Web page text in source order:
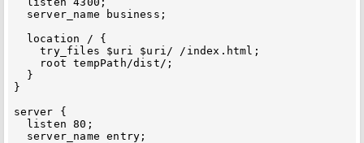
    try_files $uri $uri/ /index.html;
}
server {